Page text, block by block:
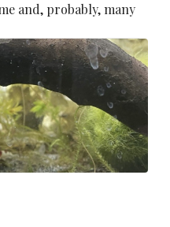
and, probably, many